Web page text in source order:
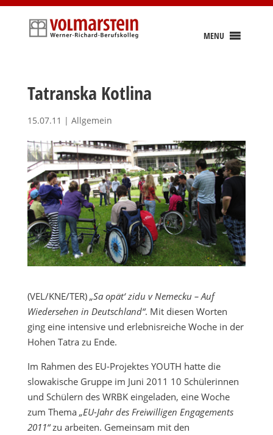
Skip
content
MENU
Tatranska Kotlina
15.07.11 | Allgemein
(VEL/KNE/TER) „Sa opät‘ zidu v Nemecku – Auf
Wiedersehen in Deutschland“. Mit diesen Worten
ging eine intensive und erlebnisreiche Woche in der
Hohen Tatra zu Ende.
Im Rahmen des EU-Projektes YOUTH hatte die
slowakische Gruppe im Juni 2011 10 Schülerinnen
und Schülern des WRBK eingeladen, eine Woche
zum Thema „EU-Jahr des Freiwilligen Engagements
2011“zu arbeiten. Gemeinsam mit den